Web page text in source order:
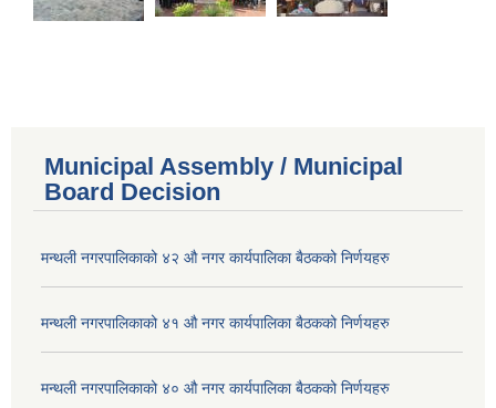
Municipal Assembly / Municipal
Board Decision
मन्थली नगरपालिकाको ४२ औ नगर कार्यपालिका बैठकको निर्णयहरु
मन्थली नगरपालिकाको ४१ औ नगर कार्यपालिका बैठकको निर्णयहरु
मन्थली नगरपालिकाको ४० औ नगर कार्यपालिका बैठकको निर्णयहरु